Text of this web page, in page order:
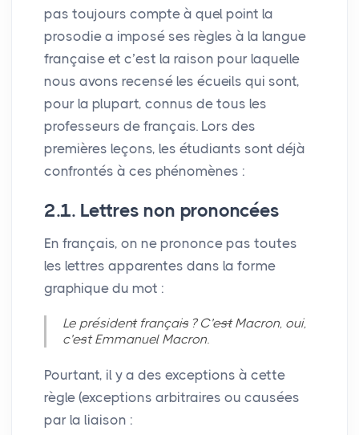
pas toujours compte à quel point la
prosodie a imposé ses règles à la langue
française et c’est la raison pour laquelle
nous avons recensé les écueils qui sont,
pour la plupart, connus de tous les
professeurs de français. Lors des
premières leçons, les étudiants sont déjà
confrontés à ces phénomènes :
2.1. Lettres non prononcées
En français, on ne prononce pas toutes
les lettres apparentes dans la forme
graphique du mot :
Le présidentfrançais ? C’estMacron, oui,
c’est Emmanuel Macron.
Pourtant, il y a des exceptions à cette
règle (exceptions arbitraires ou causées
par la liaison :